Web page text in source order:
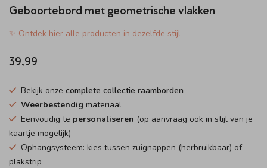
Geboortebord met geometrische vlakken
✨ Ontdek hier alle producten in dezelfde stijl
39,99
Bekijk onze complete collectie raamborden
Weerbestendig materiaal
Eenvoudig te personaliseren (op aanvraag ook in stijl van je
kaartje mogelijk)
Ophangsysteem: kies tussen zuignappen (herbruikbaar) of
plakstrip